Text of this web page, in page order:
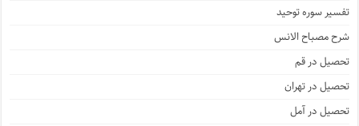
تفسیر سوره توحید
شرح مصباح الانس
تحصیل در قم
تحصیل در تهران
تحصیل در آمل